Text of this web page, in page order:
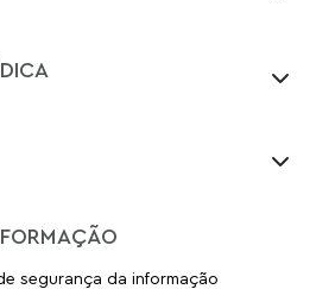
segurança da informação